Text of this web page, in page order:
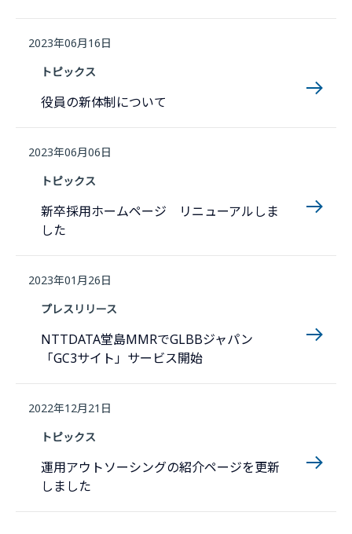
2023年06月16日
トピックス
役員の新体制について
2023年06月06日
トピックス
新卒採用ホームページ リニューアルしま
した
2023年01月26日
プレスリリース
NTTDATA堂島MMRでGLBBジャパン
「GC3サイト」サービス開始
2022年12月21日
トピックス
運用アウトソーシングの紹介ページを更新
しました